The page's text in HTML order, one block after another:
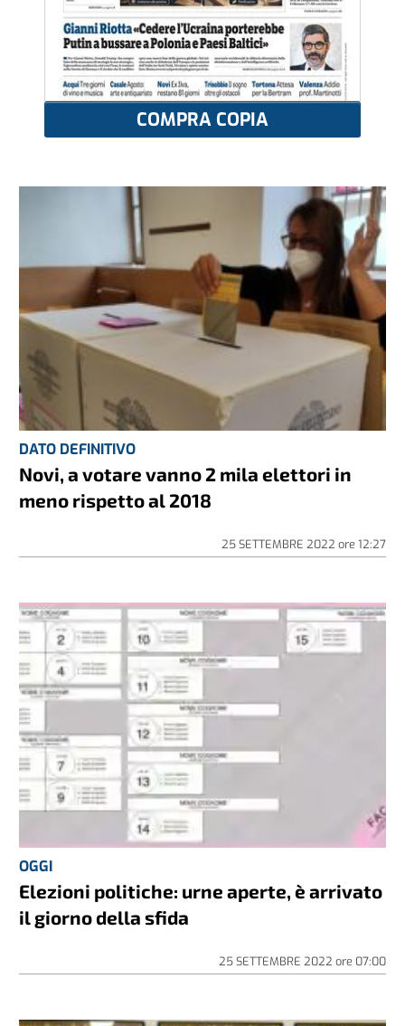
COMPRA COPIA
DATO DEFINITIVO
Novi, a votare vanno 2 mila elettori in
meno rispetto al 2018
25 SETTEMBRE 2022 ore 12:27
OGGI
Elezioni politiche: urne aperte, è arrivato
il giorno della sfida
25 SETTEMBRE 2022 ore 07:00